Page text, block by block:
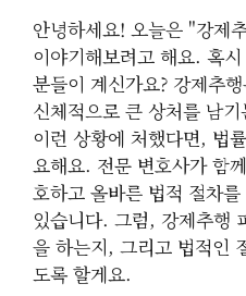
안녕하세요! 오늘은 "강제
이야기해보려고 해요. 혹
분들이 계신가요? 강제추
신체적으로 큰 상처를 남
이런 상황에 처했다면, 법
요해요. 전문 변호사가 함
호하고 올바른 법적 절차
있습니다. 그럼, 강제추행
을 하는지, 그리고 법적인
도록 할게요.